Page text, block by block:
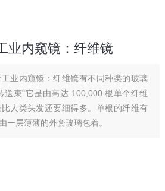
业内窥镜：纤维镜
业内窥镜：纤维镜有不同种类的玻璃
送束"它是由高达 100,000 根单个纤维
人类头发还要细得多。单根的纤维有
一层薄薄的外套玻璃包着。